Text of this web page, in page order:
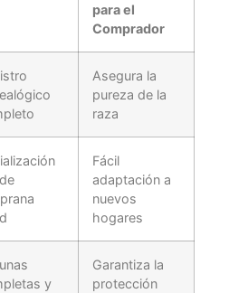
para el
Comprador
Asegura la
pureza de la
raza
Fácil
adaptación a
nuevos
hogares
y
Garantiza la
protección